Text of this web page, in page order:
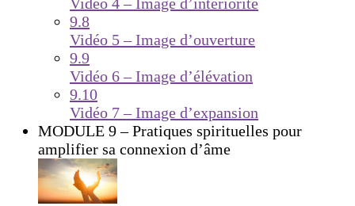
Vidéo 4 – Image d’intériorité
9.8
Vidéo 5 – Image d’ouverture
9.9
Vidéo 6 – Image d’élévation
9.10
Vidéo 7 – Image d’expansion
MODULE 9 – Pratiques spirituelles pour
amplifier sa connexion d’âme